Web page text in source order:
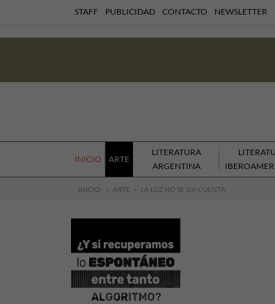
STAFF PUBLICIDAD CONTACTO NEWSLETTER
INICIO ARTE
LITERATURA
ARGENTINA
INICIO » ARTE » LA LUZ NO SE DA CUENTA